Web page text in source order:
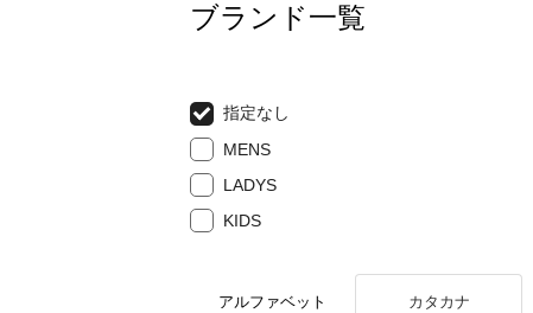
ブランド一覧
指定なし
MENS
LADYS
KIDS
アルファベット カタカナ